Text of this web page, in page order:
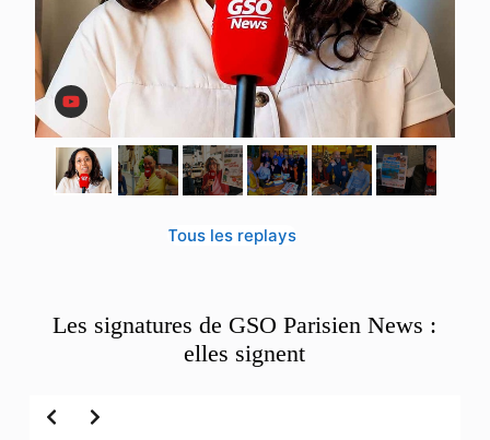
Tous les replays
Les signatures de GSO Parisien News :
elles signent